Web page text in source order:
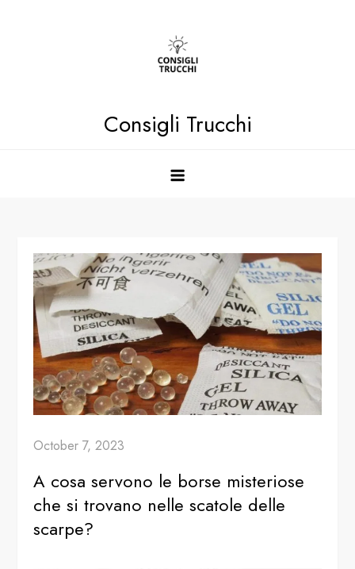
Consigli Trucchi
October 7, 2023
A cosa servono le borse misteriose
che si trovano nelle scatole delle
scarpe?